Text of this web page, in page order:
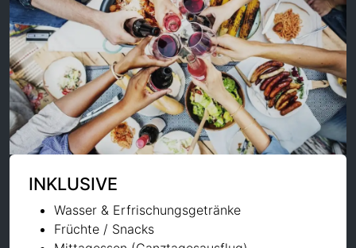
INKLUSIVE
Wasser & Erfrischungsgetränke
Früchte / Snacks